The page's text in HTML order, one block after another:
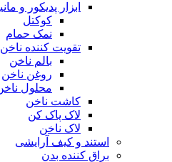
ابزار پدیکور و مانیکور
کوکتل
نمک حمام
تقویت کننده ناخن
بالم ناخن
روغن ناخن
محلول ناخن
کاشت ناخن
لاک پاک کن
لاک ناخن
استند و کیف آرایشی
براق کننده بدن